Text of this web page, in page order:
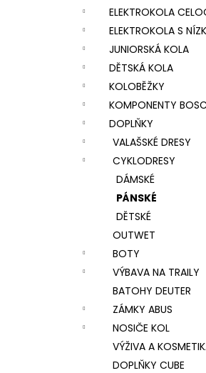
ELEKTROKOLA
ELEKTROKOLA S
JUNIORSKÁ KOLA
DĚTSKÁ KOLA
KOLOBĚŽKY
KOMPONENTY
DOPLŇKY
VALAŠSKÉ DRESY
CYKLODRESY
DÁMSKÉ
PÁNSKÉ
DĚTSKÉ
OUTWET
BOTY
VÝBAVA NA TRAILY
BATOHY DEUTER
ZÁMKY ABUS
NOSIČE KOL
VÝŽIVA A
DOPLŇKY CUBE